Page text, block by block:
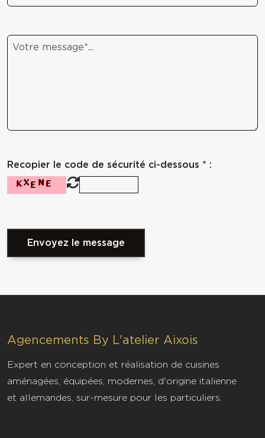
Recopier le code de sécurité ci-dessous * :
Envoyez le message
Vous souhaitez plus d'informations
sur Agencements By L'atelier
Aixois
Agencements By L'atelier Aixois
Expert en conception et réalisation de cuisines
aménagées, équipées, modernes, d'origine italienne
et allemandes, sur-mesure pour les particuliers.